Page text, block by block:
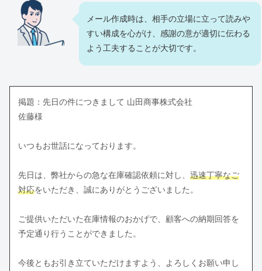
メール作成時は、相手の立場に立って読みや
すい構成を心がけ、感謝の意が適切に伝わる
よう工夫することが大切です。
掲題：先日の件につきまして 山田商事株式会社
佐藤様
いつもお世話になっております。
先日は、弊社からの急な在庫確認依頼に対し、 迅速丁寧なご
対応をいただき、誠にありがとうございました。
ご提供いただいた在庫情報のおかげで、顧客への納期回答を
予定通り行うことができました。
今後ともお引き立ていただけますよう、よろしくお願い申し